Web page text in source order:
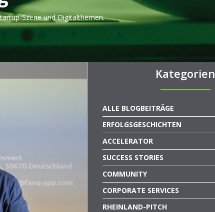
Szene und Digitalthemen.
Kategorien
ALLE BLOGBEITRÄGE
ERFOLGSGESCHICHTEN
ACCELERATOR
SUCCESS STORIES
COMMUNITY
CORPORATE SERVICES
RHEINLAND-PITCH